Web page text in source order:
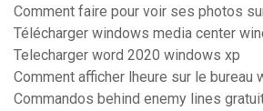
Comment faire pour voir ses photos
Télécharger windows media center
Telecharger word 2020 windows xp
Comment afficher lheure sur le bureau
Commandos behind enemy lines